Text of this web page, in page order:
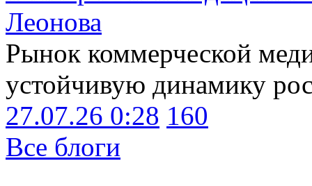
Леонова
Рынок коммерческой
устойчивую динамику
27.07.26 0:28 160
Все блоги